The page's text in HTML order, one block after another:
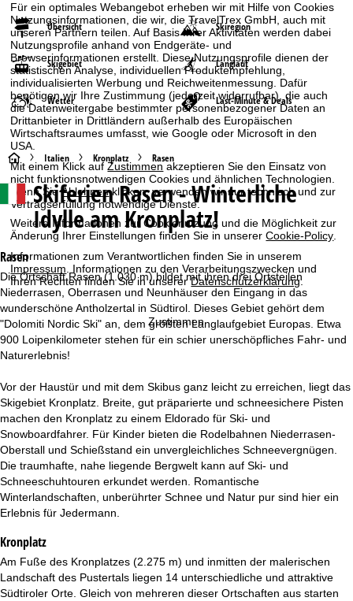
Für ein optimales Webangebot erheben wir mit Hilfe von Cookies
Nutzungsinformationen, die wir, die TravelTrex GmbH, auch mit
unseren Partnern teilen. Auf Basis Ihrer Aktivitäten werden dabei
Nutzungsprofile anhand von Endgeräte- und
Browserinformationen erstellt. Diese Nutzungsprofile dienen der
statistischen Analyse, individuellen Produktempfehlung,
individualisierten Werbung und Reichweitenmessung. Dafür
benötigen wir Ihre Zustimmung (jederzeit widerrufbar), die auch
die Datenweitergabe bestimmter personenbezogener Daten an
Drittanbieter in Drittländern außerhalb des Europäischen
Wirtschaftsraumes umfasst, wie Google oder Microsoft in den
USA.
Mit einem Klick aufZustimmen akzeptieren Sie den Einsatz von
nicht funktionsnotwendigen Cookies und ähnlichen Technologien.
Wenn SieAblehnenklicken, verwenden wir nur technisch und zur
Vertragserfüllung notwendige Dienste.
Weitere Informationen zur Cookienutzung und die Möglichkeit zur
Änderung Ihrer Einstellungen finden Sie in unsererCookie-Policy.
Informationen zum Verantwortlichen finden Sie in unserem
Impressum. Informationen zu den Verarbeitungszwecken und
Ihren Rechten finden Sie in unsererDatenschutzerklärung.
Zustimmen
Übersicht Skiregion
Skigebiet Langlauf
Wetter Last-Minute & Deals
S
t
a
r
t
s
i
t
e
Italien Kronplatz Rasen
SkiferienRasen - Winterliche
Idylle am Kronplatz!
Rasen
Die Ortschaft Rasen (1.030 m) bildet mit ihren drei Ortsteilen
Niederrasen, Oberrasen und Neunhäuser den Eingang in das
wunderschöne Antholzertal in Südtirol. Dieses Gebiet gehört dem
"Dolomiti Nordic Ski" an, dem größten Langlaufgebiet Europas. Etwa
900 Loipenkilometer stehen für ein schier unerschöpfliches Fahr- und
Naturerlebnis!
Vor der Haustür und mit dem Skibus ganz leicht zu erreichen, liegt das
Skigebiet Kronplatz. Breite, gut präparierte und schneesichere Pisten
machen den Kronplatz zu einem Eldorado für Ski- und
Snowboardfahrer. Für Kinder bieten die Rodelbahnen Niederrasen-
Oberstall und Schießstand ein unvergleichliches Schneevergnügen.
Die traumhafte, nahe liegende Bergwelt kann auf Ski- und
Schneeschuhtouren erkundet werden. Romantische
Winterlandschaften, unberührter Schnee und Natur pur sind hier ein
Erlebnis für Jedermann.
Kronplatz
Am Fuße des Kronplatzes (2.275 m) und inmitten der malerischen
Landschaft des Pustertals liegen 14 unterschiedliche und attraktive
Südtiroler Orte. Gleich von mehreren dieser Ortschaften aus starten